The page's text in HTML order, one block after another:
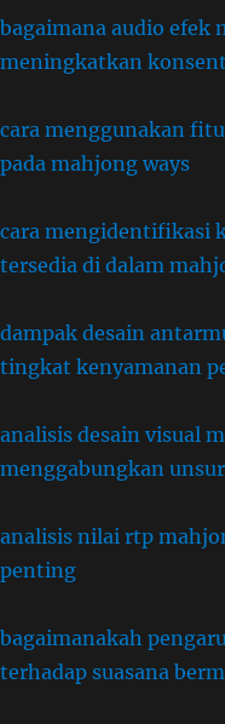
bagaimana audio efek
meningkatkan
cara menggunakan
pada mahjong ways
cara mengidentifikasi
tersedia di dalam
dampak desain
tingkat kenyamanan
analisis desain visual
menggabungkan
analisis nilai rtp
penting
bagaimanakah
terhadap suasana